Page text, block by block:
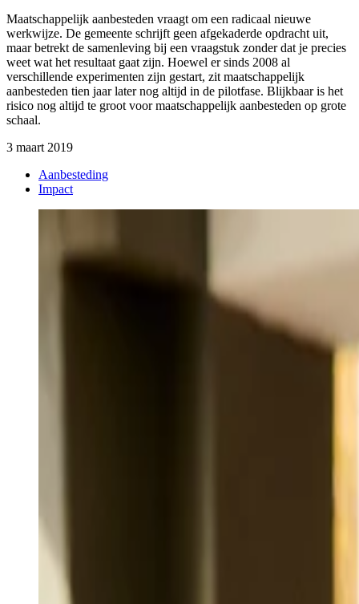
Maatschappelijk aanbesteden vraagt om een radicaal nieuwe
werkwijze. De gemeente schrijft geen afgekaderde opdracht uit,
maar betrekt de samenleving bij een vraagstuk zonder dat je precies
weet wat het resultaat gaat zijn. Hoewel er sinds 2008 al
verschillende experimenten zijn gestart, zit maatschappelijk
aanbesteden tien jaar later nog altijd in de pilotfase. Blijkbaar is het
risico nog altijd te groot voor maatschappelijk aanbesteden op grote
schaal.
3 maart 2019
Aanbesteding
Impact